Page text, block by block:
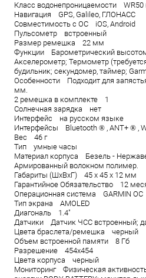
Класс водонепроницаемости WR50
Навигация GPS, Galileo, ГЛОНАСC
Совместимость с ОС iOS, Android
Пульсометр встроенный
Размер ремешка 22 мм
Функции Барометрический
Акселерометр; Термометр
будильник; секундомер, таймер;
Особенности Подходит для
мм.
2 ремешка в комплекте 1
Солнечная зарядка нет
Интерфейс на русском языке
Интерфейсы Bluetooth ® , ANT+ ® ,
Вес 46 г
Тип умные часы
Материал корпуса Безель -
Армированный волокном полимер.
Габариты (ШхВхГ) 45 х 45 х 12 мм
Гарантийное Обязательство 12
Операционная система GARMIN OC
Тип экрана AMOLED
Диагональ 1.4"
Датчики Датчик ЧСС встроенный;
Цвета браслета/ремешка черный
Объем встроенной памяти 8 Гб
Разрешение 454x454
Цвета корпуса черный
Мониторинг Физическая